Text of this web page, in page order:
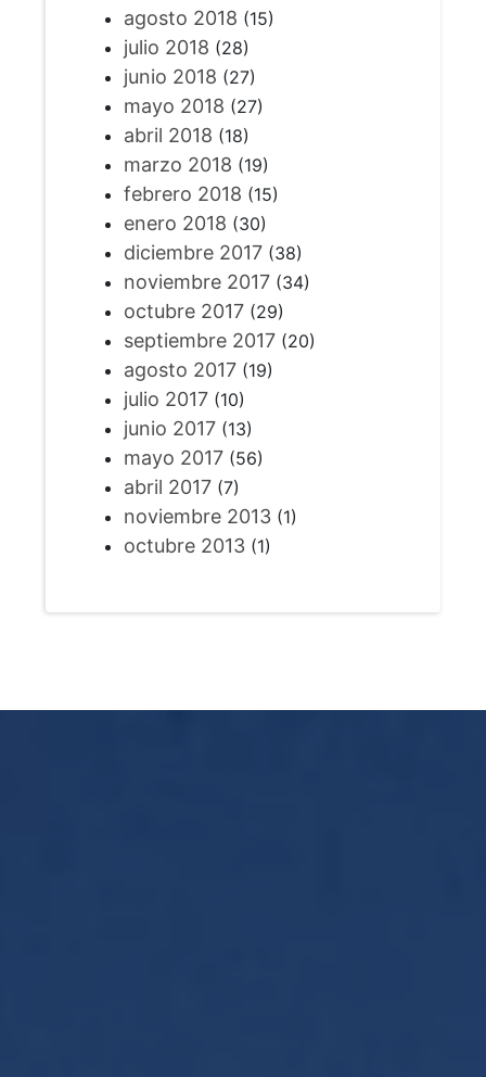
agosto 2018 (15)
julio 2018 (28)
junio 2018 (27)
mayo 2018 (27)
abril 2018 (18)
marzo 2018 (19)
febrero 2018 (15)
enero 2018 (30)
diciembre 2017(38)
noviembre 2017(34)
octubre 2017(29)
septiembre 2017(20)
agosto 2017(19)
julio 2017(10)
junio 2017(13)
mayo 2017(56)
abril 2017(7)
noviembre 2013(1)
octubre 2013(1)